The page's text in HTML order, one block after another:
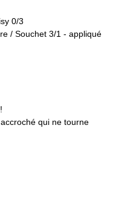
0/3
/ Souchet 3/1 - appliqué
qui ne tourne